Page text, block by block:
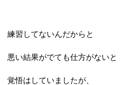
練習してないんだからと
悪い結果がでても仕方がないと
覚悟はしていましたが、